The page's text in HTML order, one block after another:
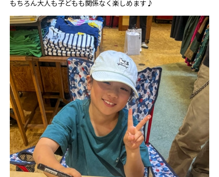
もちろん大人も子どもも関係なく楽しめます♪